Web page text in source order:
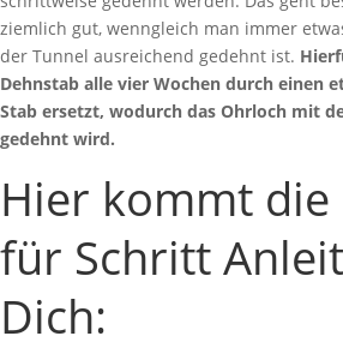
ziemlich gut, wenngleich man immer
der Tunnel ausreichend gedehnt ist.
Dehnstab alle vier Wochen durch einen
Stab ersetzt, wodurch das Ohrloch mit
gedehnt wird.
Hier kommt
für Schritt
Dich: